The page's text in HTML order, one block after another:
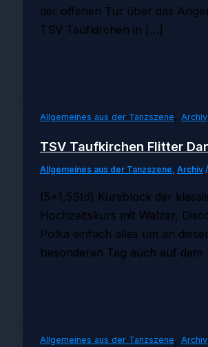
der offenen Tür über das
TSV Taufkirchen in […]
Allgemeines aus der Tanzszene , Archiv
TSV Taufkirchen Flitter
Allgemeines aus der Tanzszene, Archiv/
(5×1,5Std) Kursblock der
Hochzeitskurs mit Walzer,
Polka einfach alles um an
besonderen Tag auch auf dem
Allgemeines aus der Tanzszene , Archiv